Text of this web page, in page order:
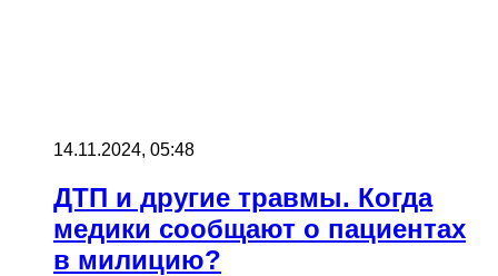
14.11.2024, 05:48
ДТП и другие травмы. Когда
медики сообщают о пациентах
в милицию?